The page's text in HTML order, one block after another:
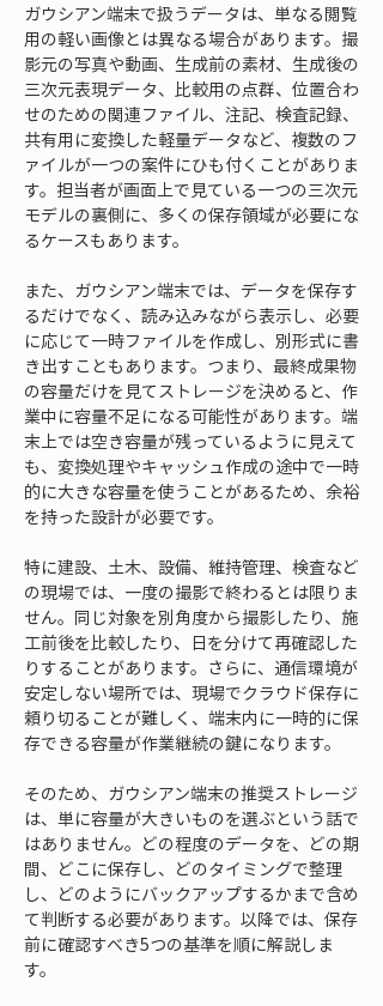
ガウシアン端末で扱うデータは、単なる閲覧
用の軽い画像とは異なる場合があります。撮
影元の写真や動画、生成前の素材、生成後の
三次元表現データ、比較用の点群、位置合わ
せのための関連ファイル、注記、検査記録、
共有用に変換した軽量データなど、複数のフ
ァイルが一つの案件にひも付くことがありま
す。担当者が画面上で見ている一つの三次元
モデルの裏側に、多くの保存領域が必要にな
るケースもあります。
また、ガウシアン端末では、データを保存す
るだけでなく、読み込みながら表示し、必要
に応じて一時ファイルを作成し、別形式に書
き出すこともあります。つまり、最終成果物
の容量だけを見てストレージを決めると、作
業中に容量不足になる可能性があります。端
末上では空き容量が残っているように見えて
も、変換処理やキャッシュ作成の途中で一時
的に大きな容量を使うことがあるため、余裕
を持った設計が必要です。
特に建設、土木、設備、維持管理、検査など
の現場では、一度の撮影で終わるとは限りま
せん。同じ対象を別角度から撮影したり、施
工前後を比較したり、日を分けて再確認した
りすることがあります。さらに、通信環境が
安定しない場所では、現場でクラウド保存に
頼り切ることが難しく、端末内に一時的に保
存できる容量が作業継続の鍵になります。
そのため、ガウシアン端末の推奨ストレージ
は、単に容量が大きいものを選ぶという話で
はありません。どの程度のデータを、どの期
間、どこに保存し、どのタイミングで整理
し、どのようにバックアップするかまで含め
て判断する必要があります。以降では、保存
前に確認すべき5つの基準を順に解説しま
す。